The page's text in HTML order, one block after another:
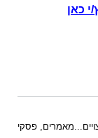
י כאן
פסקי